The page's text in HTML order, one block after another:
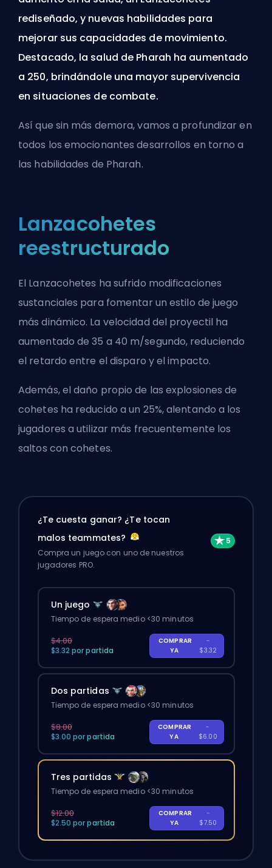
rediseñado, y nuevas habilidades para
mejorar sus capacidades de movimiento.
Destacado, la salud de Pharah ha aumentado
a 250, brindándole una mayor supervivencia
en situaciones de combate.
Así que sin más demora, vamos a profundizar en
todos los emocionantes desarrollos en torno a
las habilidades de Pharah.
Lanzacohetes
reestructurado
El Lanzacohetes ha sufrido modificaciones
sustanciales para fomentar un estilo de juego
más dinámico. La velocidad del proyectil ha
aumentado de 35 a 40 m/segundo, reduciendo
el retardo entre el disparo y el impacto.
Además, el daño propio de las explosiones de
cohetes ha reducido a un 25%, alentando a los
jugadores a utilizar más frecuentemente los
saltos con cohetes.
¿Te cuesta ganar? ¿Te tocan
malos teammates?
Compra un juego con uno de nuestros
jugadores PRO.
Un juego
Tiempo de espera medio <30 minutos
$4.00
$3.32 por partida
COMPRAR
YA
-
$3.32
Dos partidas
Tiempo de espera medio <30 minutos
$8.00
$3.00 por partida
COMPRAR
YA
-
$6.00
Tres partidas
Tiempo de espera medio <30 minutos
$12.00
$2.50 por partida
COMPRAR
YA
-
$7.50